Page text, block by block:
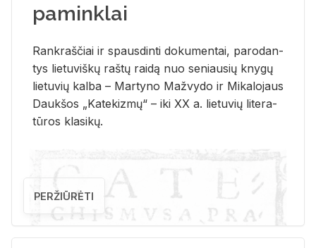
paminklai
Rank­raš­čiai ir spaus­din­ti do­ku­men­tai, pa­ro­dan­
tys lie­tu­viš­kų raš­tų rai­dą nuo se­niau­sių kny­gų
lie­tu­vių kal­ba – Mar­ty­no Ma­žvy­do ir Mi­ka­lo­jaus
Dauk­šos „Ka­te­kiz­mų“ – iki XX a. lie­tu­vių li­te­ra­
tū­ros kla­si­kų.
PERŽIŪRĖTI